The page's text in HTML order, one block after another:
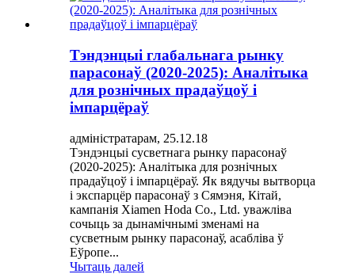
Тэндэнцыі глабальнага рынку
парасонаў (2020-2025): Аналітыка
для рознічных прадаўцоў і
імпарцёраў
адміністратарам, 25.12.18
Тэндэнцыі сусветнага рынку парасонаў
(2020-2025): Аналітыка для рознічных
прадаўцоў і імпарцёраў. Як вядучы вытворца
і экспарцёр парасонаў з Сямэня, Кітай,
кампанія Xiamen Hoda Co., Ltd. уважліва
сочыць за дынамічнымі зменамі на
сусветным рынку парасонаў, асабліва ў
Еўропе...
Чытаць далей